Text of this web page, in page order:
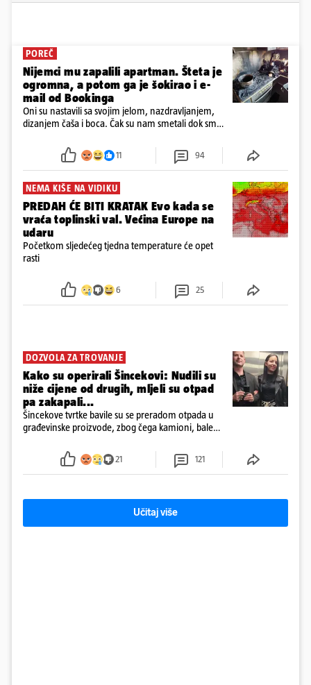
POREČ
Nijemci mu zapalili apartman. Šteta je
ogromna, a potom ga je šokirao i e-
mail od Bookinga
Oni su nastavili sa svojim jelom, nazdravljanjem,
dizanjem čaša i boca. Čak su nam smetali dok smo
požar, rekao je vlasnik
11 94
NEMA KIŠE NA VIDIKU
PREDAH ĆE BITI KRATAK Evo kada se
vraća toplinski val. Većina Europe na
udaru
Početkom sljedećeg tjedna temperature će opet
rasti
6 25
DOZVOLA ZA TROVANJE
Kako su operirali Šincekovi: Nudili su
niže cijene od drugih, mljeli su otpad
pa zakapali...
Šincekove tvrtke bavile su se preradom otpada u
građevinske proizvode, zbog čega kamioni, bale
21 121
Učitaj više